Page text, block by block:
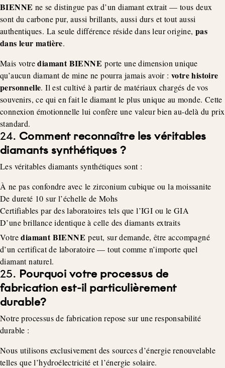
BIENNE ne se distingue pas d’un diamant extrait — tous deux
sont du carbone pur, aussi brillants, aussi durs et tout aussi
authentiques. La seule différence réside dans leur origine, pas
dans leur matière.
Mais votrediamant BIENNE porte une dimension unique
qu’aucun diamant de mine ne pourra jamais avoir : votre histoire
personnelle. Il est cultivé à partir de matériaux chargés de vos
souvenirs, ce qui en fait le diamant le plus unique au monde. Cette
connexion émotionnelle lui confère une valeur bien au-delà du prix
standard.
24. Comment reconnaître les véritables
diamants synthétiques ?
Les véritables diamants synthétiques sont :
À ne pas confondre avec le zirconium cubique ou la moissanite
De dureté 10 sur l’échelle de Mohs
Certifiables par des laboratoires tels que l’IGI ou le GIA
D’une brillance identique à celle des diamants extraits
Votrediamant BIENNE peut, sur demande, être accompagné
d’un certificat de laboratoire — tout comme n’importe quel
diamant naturel.
25. Pourquoi votre processus de
fabrication est-il particulièrement
durable?
Notre processus de fabrication repose sur une responsabilité
durable :
Nous utilisons exclusivement des sources d’énergie renouvelable
telles que l’hydroélectricité et l’énergie solaire.